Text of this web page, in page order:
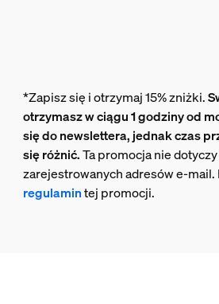
*Zapisz się i otrzymaj 15% zniżki.
otrzymasz w ciągu 1 godziny od
się do newslettera, jednak czas
się różnić.Ta promocja nie
zarejestrowanych adresów e-mail.
regulamintej promocji.